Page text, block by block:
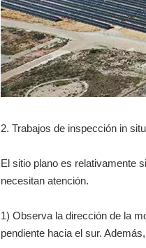
2. Trabajos de inspección in situ
El sitio plano es relativamente
necesitan atención.
1) Observa la dirección de la
pendiente hacia el sur.